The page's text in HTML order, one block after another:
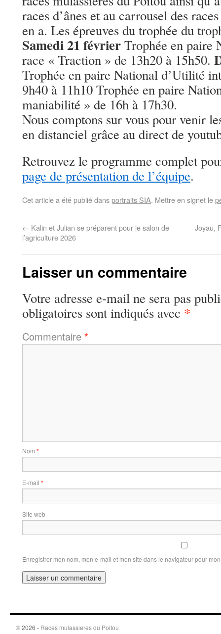
races d’ânes et au carrousel des
en a. Les épreuves du trophée du
Samedi 21 févrierTrophée en paire
race « Traction » de 13h20 à 15h50.
Trophée en paire National d’Utilité
9h40 à 11h10 Trophée en paire
maniabilité » de 16h à 17h30.
Nous comptons sur vous pour venir
en distanciel grâce au direct de
Retrouvez le programme complet
page de présentation de l’équipe.
Cet article a été publié dansportraits SIA. Mettre en signet le
← Kalin et Julian se préparent pour le salon de
l’agriculture 2026
Joyau,
Laisser un commentaire
Votre adresse e-mail ne sera pas
obligatoires sont indiqués avec *
Commentaire *
Nom *
E-mail *
Site web
Enregistrer mon nom, mon e-mail et mon site dans le navigateur pour
© 2026 - Races mulassieres du Poitou